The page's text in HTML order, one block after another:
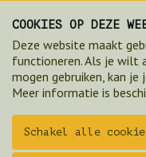
COOKIES OP DEZE
Deze website maakt
functioneren. Als je wilt
mogen gebruiken, kan
Meer informatie is
Schakel alle